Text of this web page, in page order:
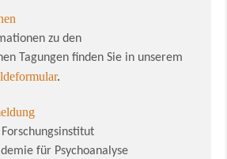
zu den
Tagungen finden Sie in unserem
.
für Psychoanalyse